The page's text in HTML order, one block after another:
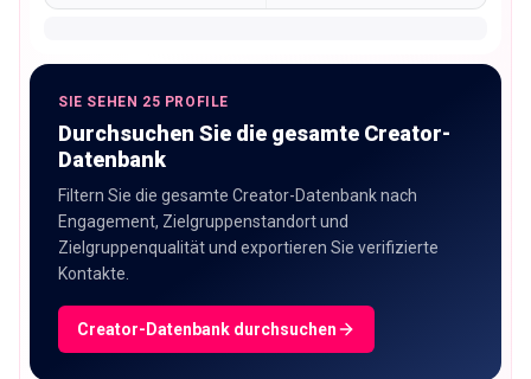
SIE SEHEN 25 PROFILE
Durchsuchen Sie die gesamte Creator-
Datenbank
Filtern Sie die gesamte Creator-Datenbank nach
Engagement, Zielgruppenstandort und
Zielgruppenqualität und exportieren Sie verifizierte
Kontakte.
Creator-Datenbank durchsuchen